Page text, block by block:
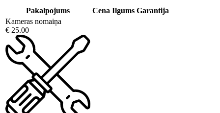
Pakalpojums Cena Ilgums Garantija
Kameras nomaiņa
€ 25.00